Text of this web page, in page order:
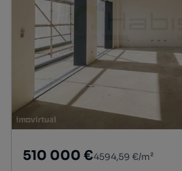
510 000 €4594,59 €/m²